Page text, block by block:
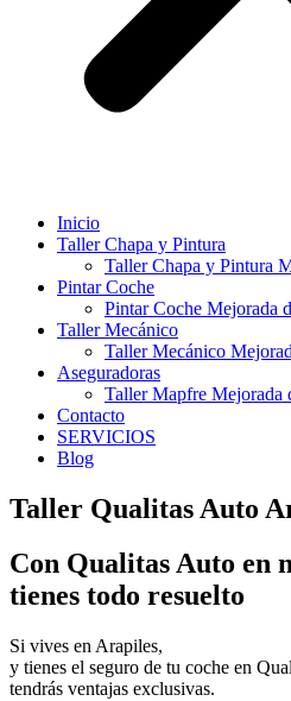
Inicio
Taller Chapa y Pintura
Taller Chapa y Pintura
Pintar Coche
Pintar Coche Mejorada
Taller Mecánico
Taller Mecánico
Aseguradoras
Taller Mapfre Mejorada
Contacto
SERVICIOS
Blog
Taller Qualitas Auto
Con Qualitas Auto en
tienes todo resuelto
Si vives en Arapiles,
y tienes el seguro de tu coche en
tendrás ventajas exclusivas.